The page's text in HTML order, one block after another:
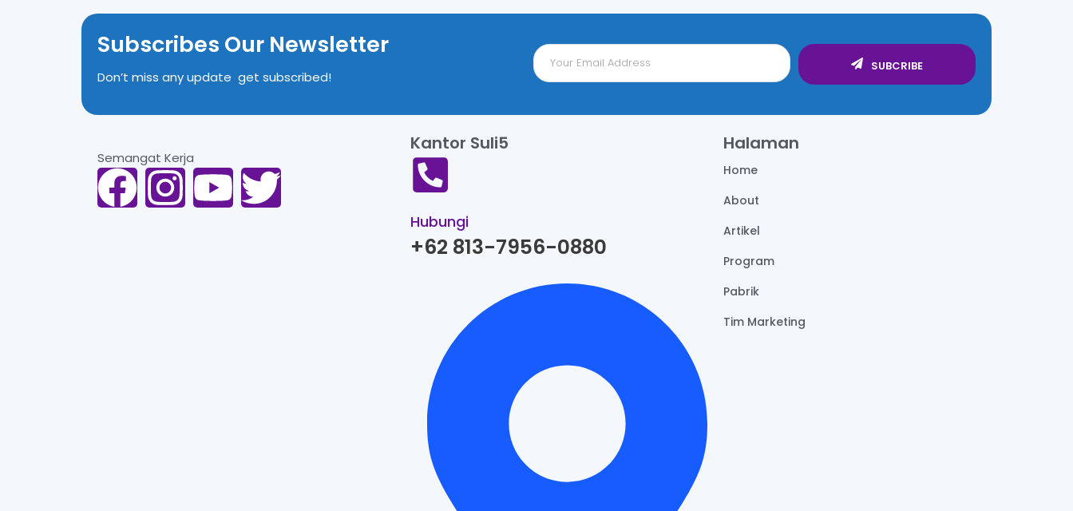
Subscribes Our Newsletter
Don’t miss any update get subscribed!
SUBCRIBE
Semangat Kerja
Kantor Suli5
Hubungi
+62 813-7956-0880
Halaman
Home
About
Artikel
Program
Pabrik
Tim Marketing